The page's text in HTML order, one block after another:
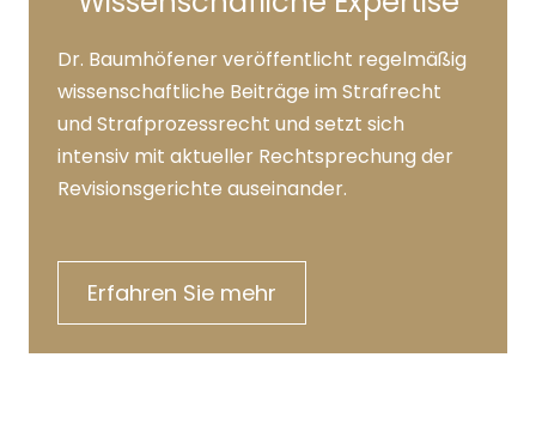
Dr. Baumhöfener veröffentlicht regelmäßig
wissenschaftliche Beiträge im Strafrecht
und Strafprozessrecht und setzt sich
intensiv mit aktueller Rechtsprechung der
Revisionsgerichte auseinander.
Erfahren Sie mehr